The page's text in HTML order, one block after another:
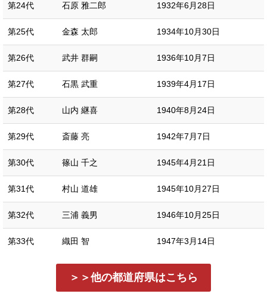
第24代 石原 雅二郎 1932年6月28日
第25代 金森 太郎 1934年10月30日
第26代 武井 群嗣 1936年10月7日
第27代 石黒 武重 1939年4月17日
第28代 山内 継喜 1940年8月24日
第29代 斎藤 亮 1942年7月7日
第30代 篠山 千之 1945年4月21日
第31代 村山 道雄 1945年10月27日
第32代 三浦 義男 1946年10月25日
第33代 織田 智 1947年3月14日
＞＞他の都道府県はこちら